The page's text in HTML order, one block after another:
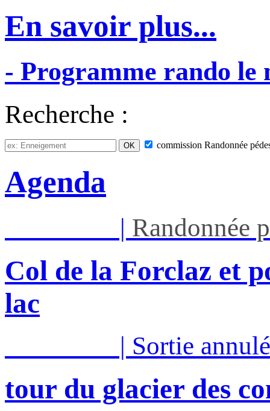
En savoir plus...
- Programme rando le
Recherche :
commission Randonnée
Agenda
| Randonnée
Col de la Forclaz et
lac
| Sortie
tour du glacier des